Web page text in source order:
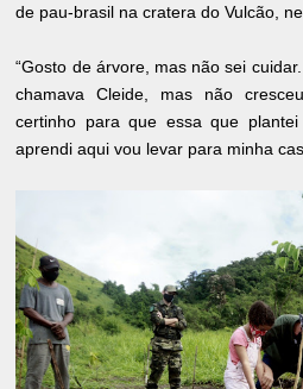
de pau-brasil na cratera do Vulcão,
“Gosto de árvore, mas não sei
chamava Cleide, mas não
certinho para que essa que
aprendi aqui vou levar para minha